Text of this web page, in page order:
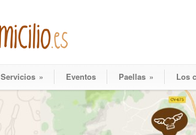
Servicios » Eventos Paellas » Los